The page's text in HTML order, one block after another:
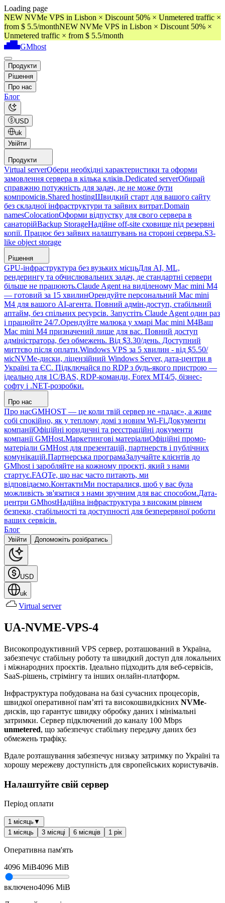
Loading page
NEW NVMe VPS in Lisbon × Discount 50% × Unmetered traffic ×
from $ 5.5/monthNEW NVMe VPS in Lisbon × Discount 50% ×
Unmetered traffic × from $ 5.5/month
GMhost
Продукти
Рішення
Про нас
Блог
USD
uk
Увійти
Продукти
Virtual serverОбери необхідні характеристики та оформи
замовлення сервера в кілька кліків.Dedicated serverОбирай
справжню потужність для задач, де не може бути
компромісів.Shared hostingШвидкий старт для вашого сайту
без складної інфраструктури та зайвих витрат.Domain
namesColocationОформи відпустку для свого сервера в
санаторійBackup StorageНадійне off-site сховище під резервні
копії. Працює без зайвих налаштувань на стороні сервера.S3-
like object storage
Рішення
GPU-інфраструктура без вузьких місцьДля AI, ML,
рендерингу та обчислювальних задач, де стандартні сервери
більше не працюють.Claude Agent на виділеному Mac mini M4
— готовий за 15 хвилинОрендуйте персональний Mac mini
M4 для вашого AI-агента. Повний адмін-доступ, стабільний
аптайм, без спільних ресурсів. Запустіть Claude Agent один раз
і працюйте 24/7.Орендуйте малюка у хмарі Mac mini M4Ваш
Mac mini M4 призначений лише для вас. Повний доступ
адміністратора, без обмежень. Від $3.30/день. Доступний
миттєво після оплати.Windows VPS за 5 хвилин - від $5.50/
місNVMe-диски, ліцензійний Windows Server, дата-центри в
Україні та ЄС. Підключайся по RDP з будь-якого пристрою —
ідеально для 1С/BAS, RDP-команди, Forex MT4/5, бізнес-
софту і .NET-розробки.
Про нас
Про насGMHOST — це коли твій сервер не «падає», а живе
собі спокійно, як у теплому домі з новим Wi-Fi.Документи
компаніїОфіційні юридичні та реєстраційні документи
компанії GMHost.Маркетингові матеріалиОфіційні промо-
матеріали GMHost для презентацій, партнерств і публічних
комунікацій.Партнерська програмаЗалучайте клієнтів до
GMhost і заробляйте на кожному проєкті, який з нами
стартує.FAQТе, що нас часто питають, ми
відповідаємо.КонтактиМи постаралися, щоб у вас була
можливість зв'язатися з нами зручним для вас способом.Дата-
центри GMhostНадійна інфраструктура з високим рівнем
безпеки, стабільності та доступності для безперервної роботи
ваших сервісів.
Блог
Увійти Допоможіть розібратись
USD
uk
Virtual server
UA-NVME-VPS-4
Високопродуктивний VPS сервер, розташований в Україна,
забезпечує стабільну роботу та швидкий доступ для локальних
і міжнародних проєктів. Ідеально підходить для веб-сервісів,
SaaS-рішень, стрімінгу та інших онлайн-платформ.
Інфраструктура побудована на базі сучасних процесорів,
швидкої оперативної пам’яті та високошвидкісних NVMe-
дисків, що гарантує швидку обробку даних і мінімальні
затримки. Сервер підключений до каналу 100 Mbps
unmetered, що забезпечує стабільну передачу даних без
обмежень трафіку.
Вдале розташування забезпечує низьку затримку по Україні та
хорошу мережеву доступність для європейських користувачів.
Налаштуйте свій сервер
Період оплати
1 місяць▼
1 місяць
3 місяці 6 місяців 1 рік
Оперативна пам'ять
4096 MiB4096 MiB
включено4096 MiB